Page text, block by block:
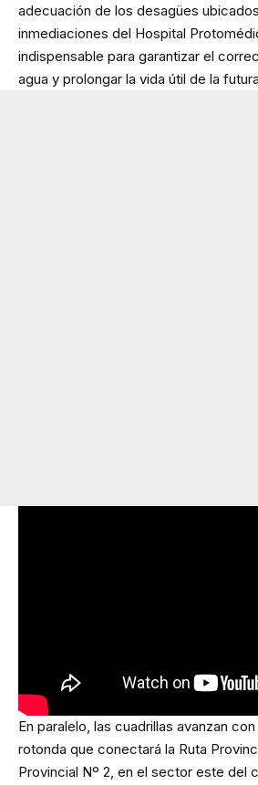
adecuación de los desagües
inmediaciones del Hospital
indispensable para garantizar el
agua y prolongar la vida útil de la
En paralelo, las cuadrillas avanzan
rotonda que conectará la Ruta
Provincial Nº 2, en el sector este del